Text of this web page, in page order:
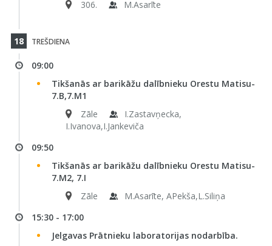
306. M.Asarīte
18 TREŠDIENA
09:00
Tikšanās ar barikāžu dalībnieku Orestu Matisu-
7.B,7.M1
Zāle
I.Zastavņecka,
I.Ivanova,I.Jankeviča
09:50
Tikšanās ar barikāžu dalībnieku Orestu Matisu-
7.M2, 7.I
Zāle
M.Asarīte, APekša,L.Siliņa
15:30 - 17:00
Jelgavas Prātnieku laboratorijas nodarbība.